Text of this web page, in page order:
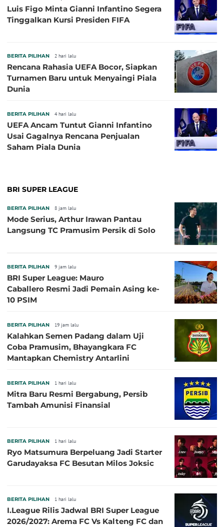
Luis Figo Minta Gianni Infantino Segera
Tinggalkan Kursi Presiden FIFA
BERITA PILIHAN 2 hari lalu
Rencana Rahasia UEFA Bocor, Siapkan
Turnamen Baru untuk Menyaingi Piala
Dunia
BERITA PILIHAN 4 hari lalu
UEFA Ancam Tuntut Gianni Infantino
Usai Gagalnya Rencana Penjualan
Saham Piala Dunia
BRI SUPER LEAGUE
BERITA PILIHAN 8 jam lalu
Mode Serius, Arthur Irawan Pantau
Langsung TC Pramusim Persik di Solo
BERITA PILIHAN 9 jam lalu
BRI Super League: Mauro
Caballero Resmi Jadi Pemain Asing ke-
10 PSIM
BERITA PILIHAN 19 jam lalu
Kalahkan Semen Padang dalam Uji
Coba Pramusim, Bhayangkara FC
Mantapkan Chemistry Antarlini
BERITA PILIHAN 1 hari lalu
Mitra Baru Resmi Bergabung, Persib
Tambah Amunisi Finansial
BERITA PILIHAN 1 hari lalu
Ryo Matsumura Berpeluang Jadi Starter
Garudayaksa FC Besutan Milos Joksic
BERITA PILIHAN 1 hari lalu
I.League Rilis Jadwal BRI Super League
2026/2027: Arema FC Vs Kalteng FC dan